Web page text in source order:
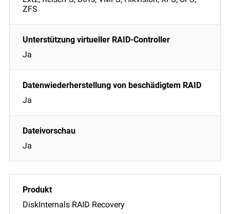
ZFS
Ja
Ja
Ja
DiskInternals RAID Recovery